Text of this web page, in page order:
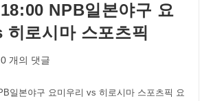
NPB일본야구 요
히로시마 스포츠픽
0 개의 댓글
일본야구 요미우리 vs 히로시마 스포츠픽 요